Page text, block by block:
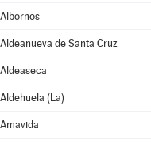
Albornos
Aldeanueva de Santa Cruz
Aldeaseca
Aldehuela (La)
Amavida